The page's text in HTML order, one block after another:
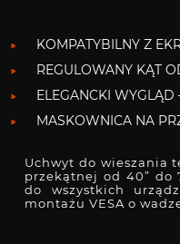
KOMPATYBILNY Z
REGULOWANY KĄT
ELEGANCKI
MASKOWNICA NA
Uchwyt do wieszania
przekątnej od 40” do
do wszystkich
montażu VESA o